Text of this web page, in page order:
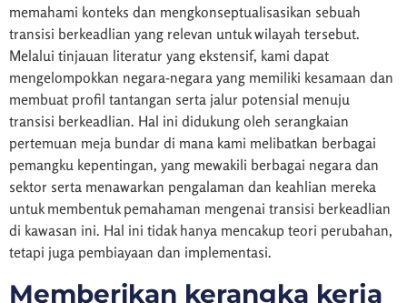
memahami konteks dan mengkonseptualisasikan sebuah
transisi berkeadlian yang relevan untuk wilayah tersebut.
Melalui tinjauan literatur yang ekstensif, kami dapat
mengelompokkan negara-negara yang memiliki kesamaan dan
membuat profil tantangan serta jalur potensial menuju
transisi berkeadlian. Hal ini didukung oleh serangkaian
pertemuan meja bundar di mana kami melibatkan berbagai
pemangku kepentingan, yang mewakili berbagai negara dan
sektor serta menawarkan pengalaman dan keahlian mereka
untuk membentuk pemahaman mengenai transisi berkeadlian
di kawasan ini. Hal ini tidak hanya mencakup teori perubahan,
tetapi juga pembiayaan dan implementasi.
Memberikan kerangka kerja